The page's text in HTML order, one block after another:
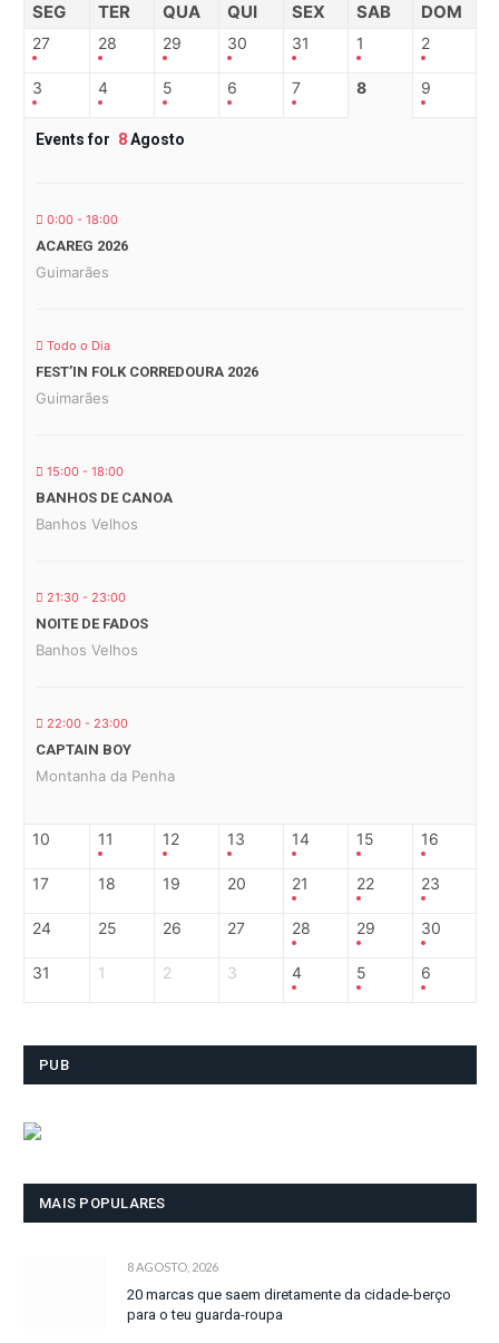
SEG TER QUA QUI SEX SAB DOM
27 28 29 30 31 1 2
3 4 5 6 7 8 9
Events for 8Agosto
0:00 - 18:00
ACAREG 2026
Guimarães
Todo o Dia
FEST’IN FOLK CORREDOURA 2026
Guimarães
15:00 - 18:00
BANHOS DE CANOA
Banhos Velhos
21:30 - 23:00
NOITE DE FADOS
Banhos Velhos
22:00 - 23:00
CAPTAIN BOY
Montanha da Penha
10 11 12 13 14 15 16
17 18 19 20 21 22 23
24 25 26 27 28 29 30
31 1 2 3 4 5 6
PUB
MAIS POPULARES
8 AGOSTO, 2026
20 marcas que saem diretamente da cidade-berço
para o teu guarda-roupa